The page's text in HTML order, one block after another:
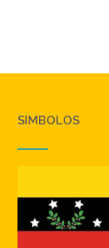
SIMBOLOS